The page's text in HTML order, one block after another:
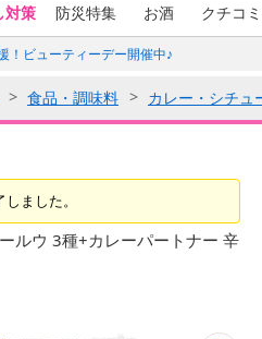
対策 防災特集 お酒 クチコ
！ビューティーデー開催中♪
食品・調味料 カレー・シチュ
ました。
ルウ 3種+カレーパートナー 辛